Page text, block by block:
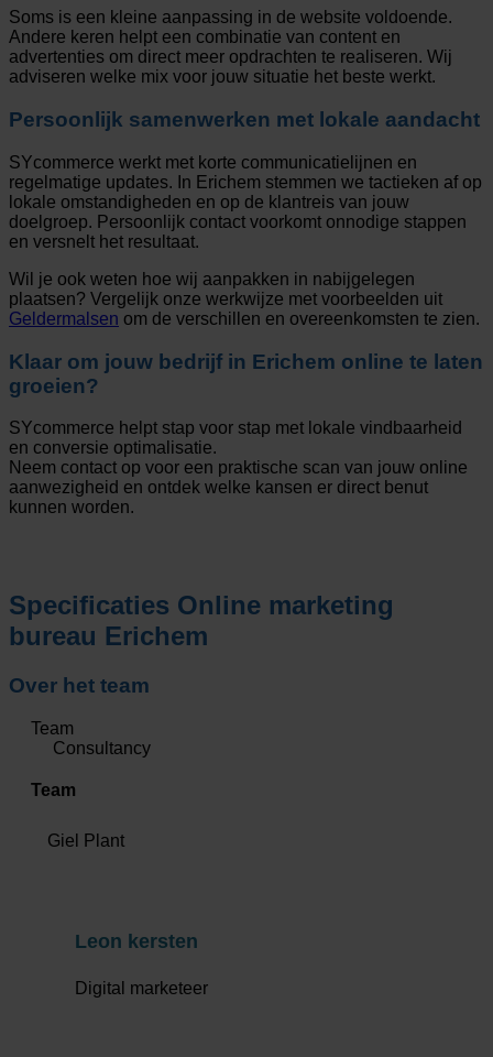
Soms is een kleine aanpassing in de website voldoende.
Andere keren helpt een combinatie van content en
advertenties om direct meer opdrachten te realiseren. Wij
adviseren welke mix voor jouw situatie het beste werkt.
Persoonlijk samenwerken met lokale aandacht
SYcommerce werkt met korte communicatielijnen en
regelmatige updates. In Erichem stemmen we tactieken af op
lokale omstandigheden en op de klantreis van jouw
doelgroep. Persoonlijk contact voorkomt onnodige stappen
en versnelt het resultaat.
Wil je ook weten hoe wij aanpakken in nabijgelegen
plaatsen? Vergelijk onze werkwijze met voorbeelden uit
Geldermalsen om de verschillen en overeenkomsten te zien.
Klaar om jouw bedrijf in Erichem online te laten
groeien?
SYcommerce helpt stap voor stap met lokale vindbaarheid
en conversie optimalisatie.
Neem contact op voor een praktische scan van jouw online
aanwezigheid en ontdek welke kansen er direct benut
kunnen worden.
Specificaties Online marketing
bureau Erichem
Over het team
Team
Consultancy
Team
Giel Plant
Leon kersten
Digital marketeer